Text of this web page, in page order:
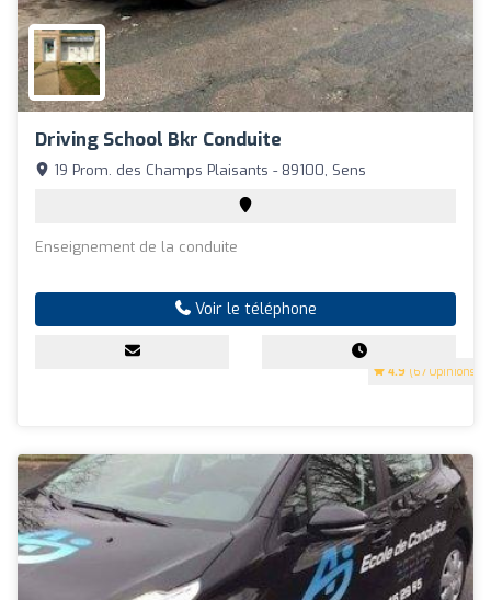
Driving School Bkr Conduite
4.9 (67 Opinions)
19 Prom. des Champs Plaisants - 89100, Sens
Enseignement de la conduite
Voir le téléphone